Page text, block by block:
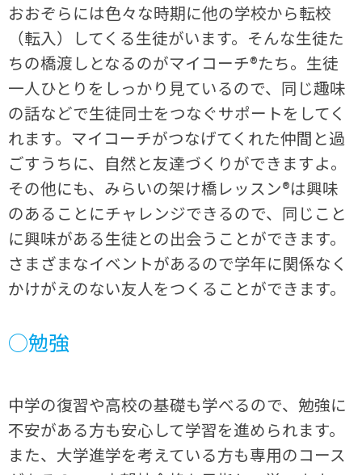
おおぞらには色々な時期に他の学校から転校
（転入）してくる生徒がいます。そんな生徒た
ちの橋渡しとなるのがマイコーチ®たち。生徒
一人ひとりをしっかり見ているので、同じ趣味
の話などで生徒同士をつなぐサポートをしてく
れます。マイコーチがつなげてくれた仲間と過
ごすうちに、自然と友達づくりができますよ。
その他にも、みらいの架け橋レッスン®は興味
のあることにチャレンジできるので、同じこと
に興味がある生徒との出会うことができます。
さまざまなイベントがあるので学年に関係なく
かけがえのない友人をつくることができます。
○勉強
中学の復習や高校の基礎も学べるので、勉強に
不安がある方も安心して学習を進められます。
また、大学進学を考えている方も専用のコース